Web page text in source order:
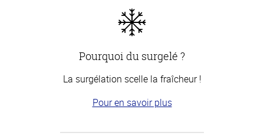
Pourquoi du surgelé ?
La surgélation scelle la fraîcheur !
Pour en savoir plus